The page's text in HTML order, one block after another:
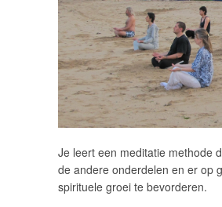
Je leert een meditatie methode
de andere onderdelen en er op
spirituele groei te bevorderen.